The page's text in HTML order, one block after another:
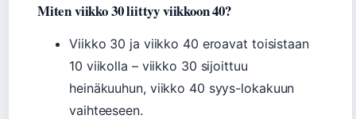
Miten viikko 30 liittyy viikkoon 40?
Viikko 30 ja viikko 40 eroavat toisistaan
10 viikolla – viikko 30 sijoittuu
heinäkuuhun, viikko 40 syys-lokakuun
vaihteeseen.